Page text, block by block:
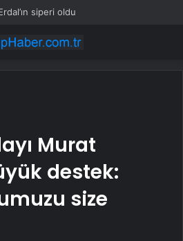
siperi oldu
Murat
destek:
size